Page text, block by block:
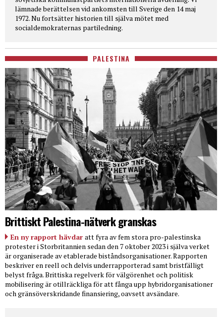
lämnade berättelsen vid ankomsten till Sverige den 14 maj
1972. Nu fortsätter historien till själva mötet med
socialdemokraternas partiledning.
PALESTINA
Brittiskt Palestina-nätverk granskas
En ny rapport hävdar att fyra av fem stora pro-palestinska
protester i Storbritannien sedan den 7 oktober 2023 i själva verket
är organiserade av etablerade biståndsorganisationer. Rapporten
beskriver en reell och delvis underrapporterad samt bristfälligt
belyst fråga. Brittiska regelverk för välgörenhet och politisk
mobilisering är otillräckliga för att fånga upp hybridorganisationer
och gränsöverskridande finansiering, oavsett avsändare.